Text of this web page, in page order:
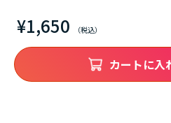
¥1,650
カートに入